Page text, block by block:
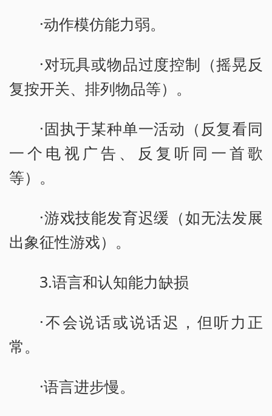
·动作模仿能力弱。
·对玩具或物品过度控制（摇晃反
复按开关、排列物品等）。
·固执于某种单一活动（反复看同
一个电视广告、反复听同一首歌
等）。
·游戏技能发育迟缓（如无法发展
出象征性游戏）。
3.语言和认知能力缺损
·不会说话或说话迟，但听力正
常。
·语言进步慢。